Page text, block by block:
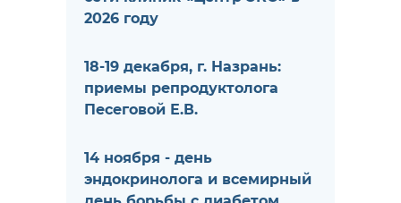
2026 году
18-19 декабря, г. Назрань:
приемы репродуктолога
Песеговой Е.В.
14 ноября - день
эндокринолога и всемирный